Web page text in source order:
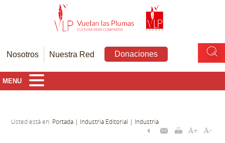
Nosotros Nuestra Red Donaciones
MENU
Usted está en: Portada | Industria Editorial | Industria